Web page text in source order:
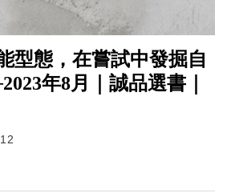
型態，在嘗試中發掘自
年8月｜誠品選書｜